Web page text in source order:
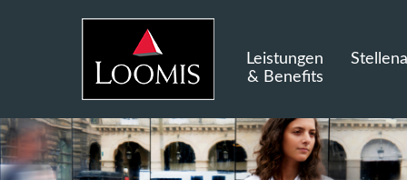
Leistungen
& Benefits